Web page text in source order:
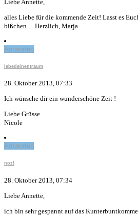
Liebe Annette,
alles Liebe für die kommende Zeit! Lasst es
bißchen… Herzlich, Marja
Antworten
lebedeinentraum
28. Oktober 2013, 07:33
Ich wünsche dir ein wunderschöne Zeit !
Liebe Grüsse
Nicole
Antworten
noz!
28. Oktober 2013, 07:34
Liebe Annette,
ich bin sehr gespannt auf das